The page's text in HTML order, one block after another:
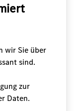
wir Sie über
sind.
zur
Daten.